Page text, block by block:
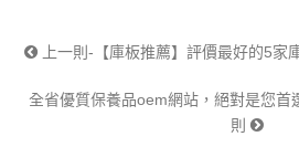
上一則-【庫板推薦】評價最好的5家
全省優質保養品oem網站，絕對是您首
則